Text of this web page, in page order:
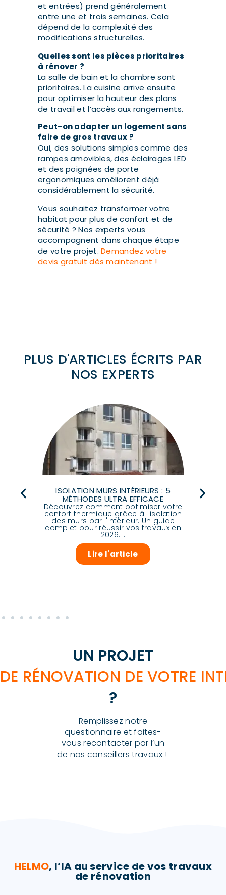
et entrées) prend généralement
entre une et trois semaines. Cela
dépend de la complexité des
modifications structurelles.
Quelles sont les pièces prioritaires
à rénover ?
La salle de bain et la chambre sont
prioritaires. La cuisine arrive ensuite
pour optimiser la hauteur des plans
de travail et l’accès aux rangements.
Peut-on adapter un logement sans
faire de gros travaux ?
Oui, des solutions simples comme des
rampes amovibles, des éclairages LED
et des poignées de porte
ergonomiques améliorent déjà
considérablement la sécurité.
Vous souhaitez transformer votre
habitat pour plus de confort et de
sécurité ? Nos experts vous
accompagnent dans chaque étape
de votre projet.Demandez votre
devis gratuit dès maintenant !
PLUS D'ARTICLES ÉCRITS PAR
NOS EXPERTS
ISOLATION MURS INTÉRIEURS : 5
MÉTHODES ULTRA EFFICACE
Découvrez comment optimiser votre
confort thermique grâce à l'isolation
des murs par l'intérieur. Un guide
complet pour réussir vos travaux en
2026....
Lire l'article
UN PROJET
DE RÉNOVATION DE VOTRE
?
Remplissez notre
questionnaire et faites-
vous recontacter par l’un
de nos conseillers travaux !
HELMO, l’IA au service de vos travaux
de rénovation​